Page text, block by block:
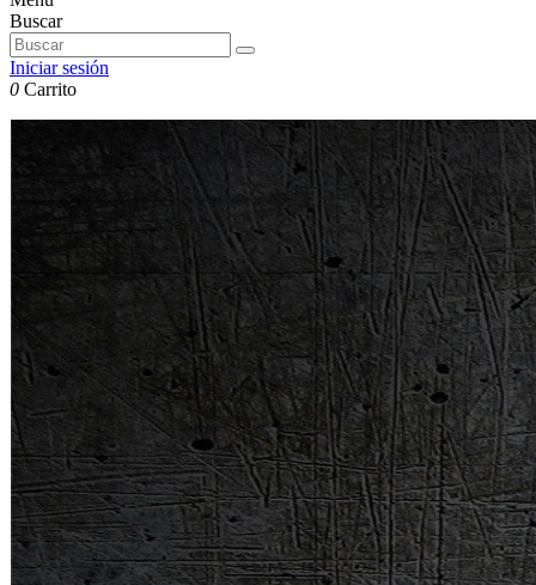
Buscar
Iniciar sesión
0 Carrito